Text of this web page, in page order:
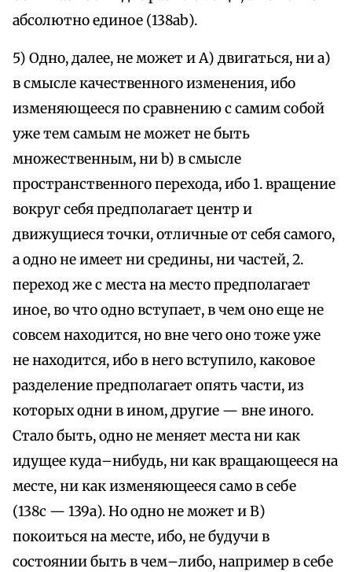
абсолютно единое (138аb).
5) Одно, далее, не может и А) двигаться, ни а)
в смысле качественного изменения, ибо
изменяющееся по сравнению с самим собой
уже тем самым не может не быть
множественным, ни b) в смысле
пространственного перехода, ибо 1. вращение
вокруг себя предполагает центр и
движущиеся точки, отличные от себя самого,
а одно не имеет ни средины, ни частей, 2.
переход же с места на место предполагает
иное, во что одно вступает, в чем оно еще не
совсем находится, но вне чего оно тоже уже
не находится, ибо в него вступило, каковое
разделение предполагает опять части, из
которых одни в ином, другие — вне иного.
Стало быть, одно не меняет места ни как
идущее куда–нибудь, ни как вращающееся на
месте, ни как изменяющееся само в себе
(138с — 139а). Но одно не может и В)
покоиться на месте, ибо, не будучи в
состоянии быть в чем–либо, например в себе